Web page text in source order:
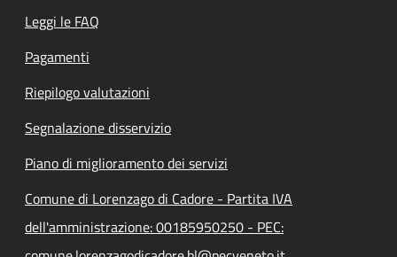
Leggi le FAQ
Pagamenti
Riepilogo valutazioni
Segnalazione disservizio
Piano di miglioramento dei servizi
Comune di Lorenzago di Cadore - Partita IVA
dell'amministrazione: 00185950250 - PEC: